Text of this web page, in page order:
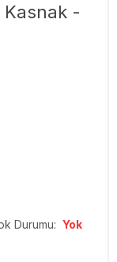
Kasnak -
Durumu:Yok